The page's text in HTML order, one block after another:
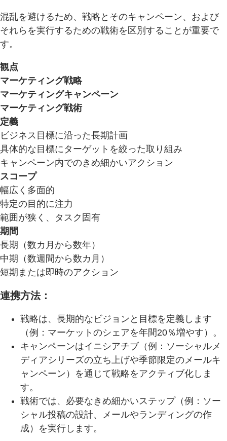
混乱を避けるため、戦略とそのキャンペーン、および
それらを実行するための戦術を区別することが重要で
す。
観点
マーケティング戦略
マーケティングキャンペーン
マーケティング戦術
定義
ビジネス目標に沿った長期計画
具体的な目標にターゲットを絞った取り組み
キャンペーン内でのきめ細かいアクション
スコープ
幅広く多面的
特定の目的に注力
範囲が狭く、タスク固有
期間
長期（数カ月から数年）
中期（数週間から数カ月）
短期または即時のアクション
連携方法：
戦略は、長期的なビジョンと目標を定義します
（例：マーケットのシェアを年間20％増やす）。
キャンペーンはイニシアチブ（例：ソーシャルメ
ディアシリーズの立ち上げや季節限定のメールキ
ャンペーン）を通じて戦略をアクティブ化しま
す。
戦術では、必要なきめ細かいステップ（例：ソー
シャル投稿の設計、メールやランディングの作
成）を実行します。